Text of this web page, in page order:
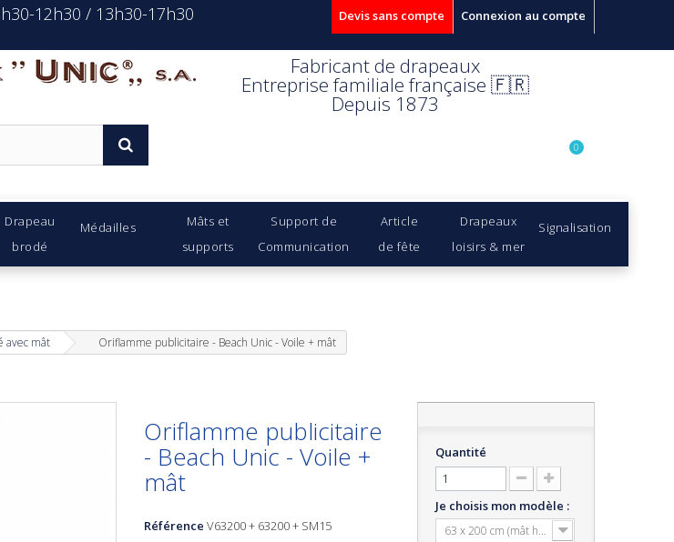
Connexion au compte
12h30 / 13h30-17h30 Devis sans compte
s.a. Fabricant de drapeaux
Entreprise familiale française 🇫🇷
Depuis 1873
Drapeau
brodé
Médailles
Mâts et
supports
Support de
Communication
Article
de fête
Drapeaux
loisirs & mer
Signalisation
0
avec mât Oriflamme publicitaire - Beach Unic - Voile + mât
Oriflamme publicitaire
- Beach Unic - Voile +
mât
Référence V63200 + 63200 + SM15
Quantité
Je choisis mon modèle :
63 x 200 cm (mât hauteur 2.50 m)